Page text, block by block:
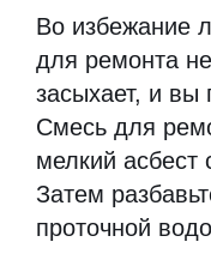
Во избежание
для ремонта
засыхает, и вы
Смесь для
мелкий
Затем
проточной